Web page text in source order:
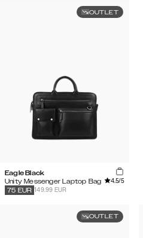
OUTLET
Eagle Black
Unity Messenger Laptop Bag
4.5/5
149.99 EUR
75 EUR
OUTLET